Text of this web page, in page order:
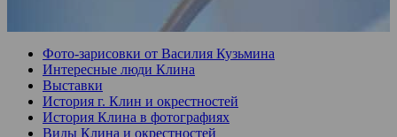
Фото-зарисовки от Василия Кузьмина
Интересные люди Клина
Выставки
История г. Клин и окрестностей
История Клина в фотографиях
Виды Клина и окрестностей